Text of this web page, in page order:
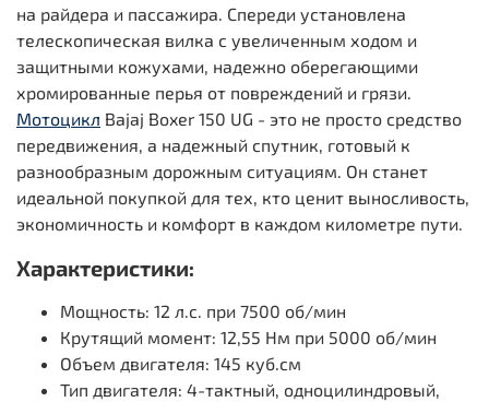
на райдера и пассажира. Спереди установлена
телескопическая вилка с увеличенным ходом и
защитными кожухами, надежно оберегающими
хромированные перья от повреждений и грязи.
Мотоцикл Bajaj Boxer 150 UG - это не просто средство
передвижения, а надежный спутник, готовый к
разнообразным дорожным ситуациям. Он станет
идеальной покупкой для тех, кто ценит выносливость,
экономичность и комфорт в каждом километре пути.
Характеристики:
Мощность: 12 л.с. при 7500 об/мин
Крутящий момент: 12,55 Нм при 5000 об/мин
Объем двигателя: 145 куб.см
Тип двигателя: 4-тактный, одноцилиндровый,